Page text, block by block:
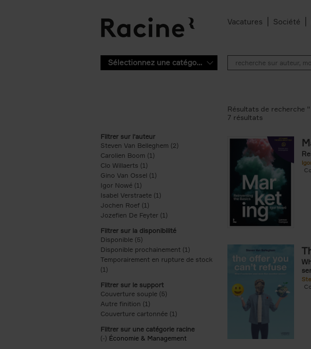
Vacatures Société
Sélectionnez une catégorie
Filtrer sur l'auteur
Steven Van Belleghem (2) Apply Steven Van Belleghem filter
Carolien Boom (1)
Clo Willaerts (1)
Gino Van Ossel (1)
Igor Nowé (1)
Isabel Verstraete (1) Apply Isabel Verstraete filter
Jochen Roef (1)
Jozefien De Feyter (1) Apply Jozefien De Feyter filter
Filtrer sur la disponibilité
Disponible (5)
Disponible prochainement (1) Apply Disponible prochainement filter
Temporairement en rupture de stock
(1) Apply Temporairement en rupture de stock filter
Filtrer sur le support
Couverture souple (5) Apply Couverture souple filter
Autre finition (1)
Couverture cartonnée (1)
Filtrer sur une catégorie racine
(-) Remove Économie & Management filter
Économie & Management
Résultats de recherche ''
7 résultats